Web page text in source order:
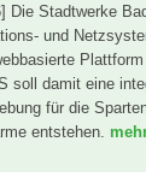
Die Stadtwerke
und
soll damit eine
für die
entstehen.